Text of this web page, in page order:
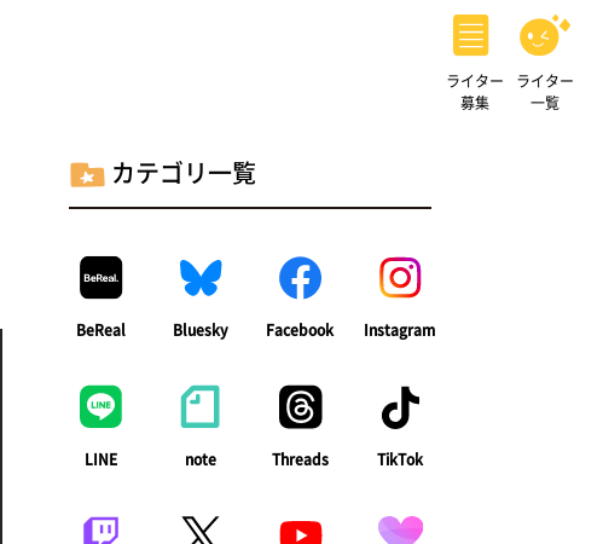
ライター
募集
ライター
一覧
カテゴリ一覧
BeReal Bluesky Facebook Instagram
LINE note Threads TikTok